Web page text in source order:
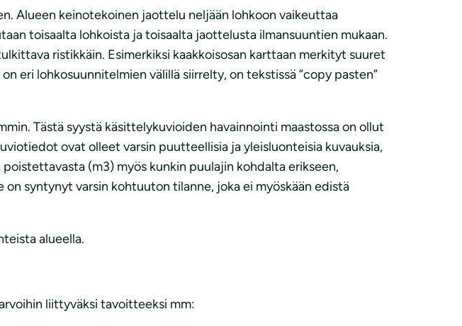
Alueen keinotekoinen jaottelu neljään lohkoon vaikeuttaa
toisaalta lohkoista ja toisaalta jaottelusta ilmansuuntien mukaan.
ristikkäin. Esimerkiksi kaakkoisosan karttaan merkityt suuret
eri lohkosuunnitelmien välillä siirrelty, on tekstissä ”copy pasten”
Tästä syystä käsittelykuvioiden havainnointi maastossa on ollut
ovat olleet varsin puutteellisia ja yleisluonteisia kuvauksia,
(m3) myös kunkin puulajin kohdalta erikseen,
syntynyt varsin kohtuuton tilanne, joka ei myöskään edistä
alueella.
liittyväksi tavoitteeksi mm: